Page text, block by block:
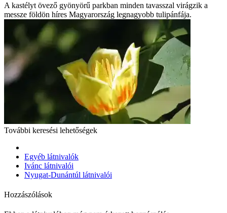
A kastélyt övező gyönyörű parkban minden tavasszal virágzik a
messze földön híres Magyarország legnagyobb tulipánfája.
További keresési lehetőségek
Egyéb látnivalók
Ivánc látnivalói
Nyugat-Dunántúl látnivalói
Hozzászólások